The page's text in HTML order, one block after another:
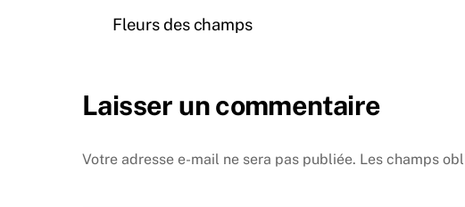
Fleurs des champs
Laisser un commentaire
Votre adresse e-mail ne sera pas publiée. Les champs